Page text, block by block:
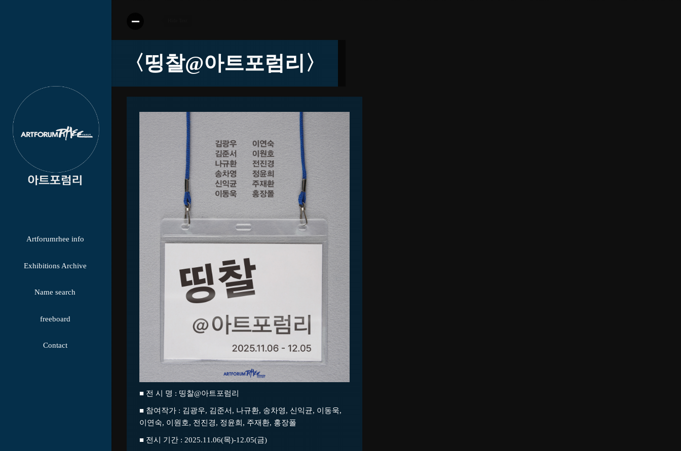
Artforumrhee info
Exhibitions Archive
Name search
freeboard
Contact
〈띵찰@아트포럼리〉
■ 전 시 명 : 띵찰@아트포럼리
■ 참여작가 : 김광우, 김준서, 나규환, 송차영, 신익균, 이동욱,
이연숙, 이원호, 전진경, 정윤희, 주재환, 홍장폴
■ 전시 기간 : 2025.11.06(목)-12.05(금)